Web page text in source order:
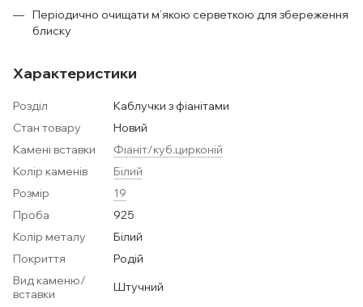
Періодично очищати м’якою серветкою для збереження
блиску
Характеристики
Розділ
Каблучки з фіанітами
Стан товару
Новий
Камені вставки
Фіаніт/куб.цирконій
Колір каменів
Білий
Розмір
19
Проба
925
Колір металу
Білий
Покриття
Родій
Вид каменю/
вставки
Штучний